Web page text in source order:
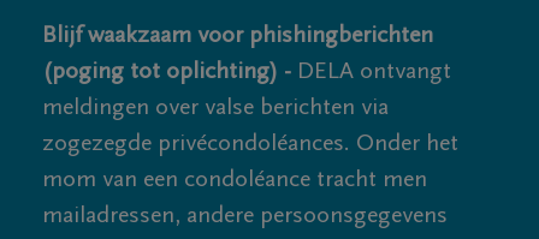
Blijf waakzaam voor phishingberichten
(poging tot oplichting) - DELA ontvangt
meldingen over valse berichten via
zogezegde privécondoléances. Onder het
mom van een condoléance tracht men
mailadressen, andere persoonsgegevens